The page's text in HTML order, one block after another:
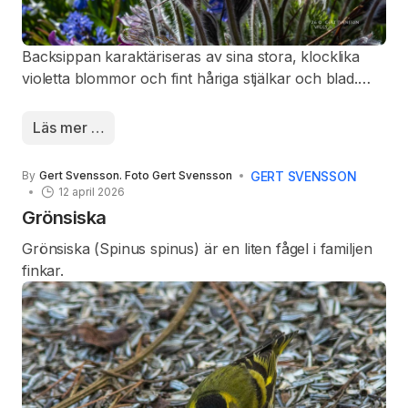
Backsippan karaktäriseras av sina stora, klocklika
violetta blommor och fint håriga stjälkar och blad.
en vindpust blåsa bort några mogna frukter från
hamnar på en annan växt. I fuktigt väder kan frukter
fastna i pälsen på förbiströvande djur, och av dessa
Läs mer …
By Gert Svensson. Foto Gert Svensson GERT SVENSSON
12 april 2026
Grönsiska
Grönsiska (Spinus spinus) är en liten fågel i familjen
finkar.